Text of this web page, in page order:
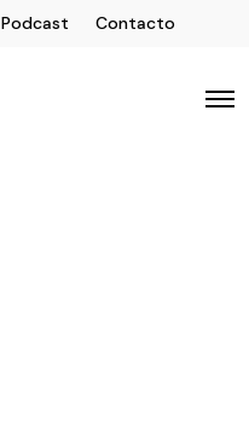
Podcast Contacto